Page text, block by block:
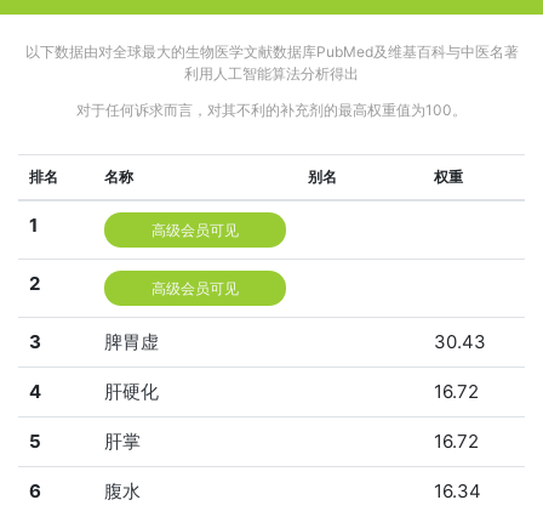
以下数据由对全球最大的生物医学文献数据库PubMed及维基百科与中医名著
利用人工智能算法分析得出
对于任何诉求而言，对其不利的补充剂的最高权重值为100。
排名 名称 别名 权重
1 高级会员可见
2 高级会员可见
3 脾胃虚 30.43
4 肝硬化 16.72
5 肝掌 16.72
6 腹水 16.34